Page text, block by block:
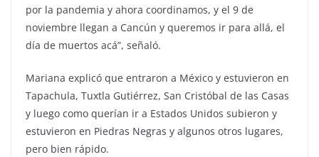
por la pandemia y ahora coordinamos, y el 9 de
noviembre llegan a Cancún y queremos ir para allá, el
día de muertos acá”, señaló.
Mariana explicó que entraron a México y estuvieron en
Tapachula, Tuxtla Gutiérrez, San Cristóbal de las Casas
y luego como querían ir a Estados Unidos subieron y
estuvieron en Piedras Negras y algunos otros lugares,
pero bien rápido.